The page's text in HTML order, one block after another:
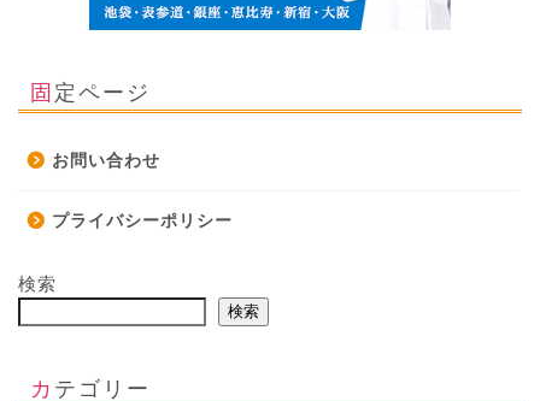
固定ページ
お問い合わせ
プライバシーポリシー
検索
検索
カテゴリー